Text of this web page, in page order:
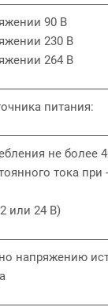
90 В
230 В
264 В
питания:
не более
тока при
или 24 В)
напряжению